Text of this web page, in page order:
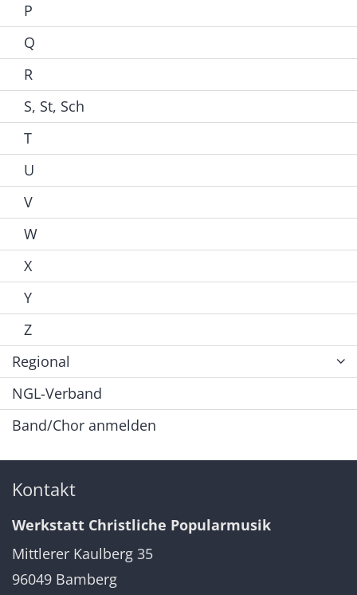
P
Q
R
S, St, Sch
T
U
V
W
X
Y
Z
Regional
NGL-Verband
Band/Chor anmelden
Kontakt
Werkstatt Christliche Popularmusik
Mittlerer Kaulberg 35
96049 Bamberg